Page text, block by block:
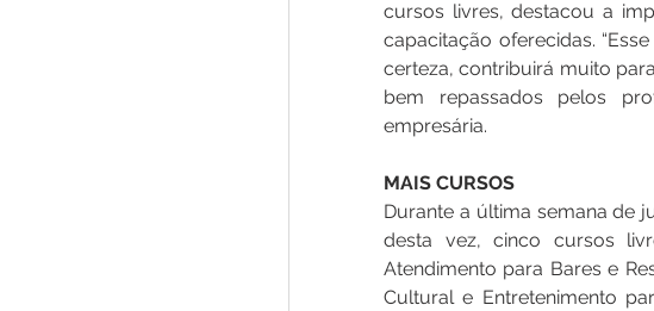
cursos livres, destacou a
capacitação oferecidas.
certeza, contribuirá muito
bem repassados pelos
empresária.
MAIS CURSOS
Durante a última semana de
desta vez, cinco cursos
Atendimento para Bares e
Cultural e Entretenimento